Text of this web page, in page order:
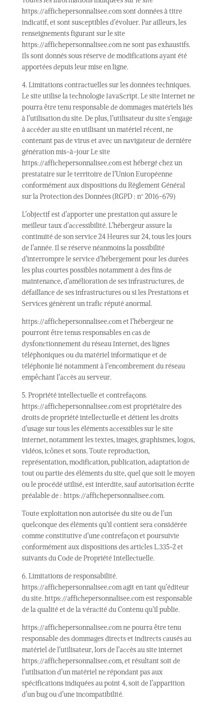
https://affichepersonnalisee.com sont données à titre
indicatif, et sont susceptibles d’évoluer. Par ailleurs, les
renseignements figurant sur le site
https://affichepersonnalisee.com ne sont pas exhaustifs.
Ils sont donnés sous réserve de modifications ayant été
apportées depuis leur mise en ligne.
4. Limitations contractuelles sur les données techniques.
Le site utilise la technologie JavaScript. Le site Internet ne
pourra être tenu responsable de dommages matériels liés
à l’utilisation du site. De plus, l’utilisateur du site s’engage
à accéder au site en utilisant un matériel récent, ne
contenant pas de virus et avec un navigateur de dernière
génération mis-à-jour Le site
https://affichepersonnalisee.com est hébergé chez un
prestataire sur le territoire de l’Union Européenne
conformément aux dispositions du Règlement Général
sur la Protection des Données (RGPD : n° 2016-679)
L’objectif est d’apporter une prestation qui assure le
meilleur taux d’accessibilité. L’hébergeur assure la
continuité de son service 24 Heures sur 24, tous les jours
de l’année. Il se réserve néanmoins la possibilité
d’interrompre le service d’hébergement pour les durées
les plus courtes possibles notamment à des fins de
maintenance, d’amélioration de ses infrastructures, de
défaillance de ses infrastructures ou si les Prestations et
Services génèrent un trafic réputé anormal.
https://affichepersonnalisee.com et l’hébergeur ne
pourront être tenus responsables en cas de
dysfonctionnement du réseau Internet, des lignes
téléphoniques ou du matériel informatique et de
téléphonie lié notamment à l’encombrement du réseau
empêchant l’accès au serveur.
5. Propriété intellectuelle et contrefaçons.
https://affichepersonnalisee.com est propriétaire des
droits de propriété intellectuelle et détient les droits
d’usage sur tous les éléments accessibles sur le site
internet, notamment les textes, images, graphismes, logos,
vidéos, icônes et sons. Toute reproduction,
représentation, modification, publication, adaptation de
tout ou partie des éléments du site, quel que soit le moyen
ou le procédé utilisé, est interdite, sauf autorisation écrite
préalable de : https://affichepersonnalisee.com.
Toute exploitation non autorisée du site ou de l’un
quelconque des éléments qu’il contient sera considérée
comme constitutive d’une contrefaçon et poursuivie
conformément aux dispositions des articles L.335-2 et
suivants du Code de Propriété Intellectuelle.
6. Limitations de responsabilité.
https://affichepersonnalisee.com agit en tant qu’éditeur
du site. https://affichepersonnalisee.com est responsable
de la qualité et de la véracité du Contenu qu’il publie.
https://affichepersonnalisee.com ne pourra être tenu
responsable des dommages directs et indirects causés au
matériel de l’utilisateur, lors de l’accès au site internet
https://affichepersonnalisee.com, et résultant soit de
l’utilisation d’un matériel ne répondant pas aux
spécifications indiquées au point 4, soit de l’apparition
d’un bug ou d’une incompatibilité.